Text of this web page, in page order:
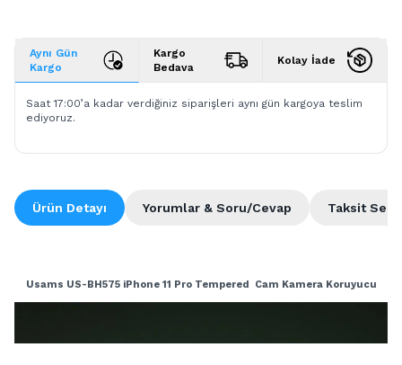
Aynı Gün
Kargo
Kargo
Bedava
Kolay İade
Saat 17:00’a kadar verdiğiniz siparişleri aynı gün kargoya teslim
ediyoruz.
Ürün Detayı Taksit
Yorumlar & Soru/Cevap
Usams US-BH575 iPhone 11 Pro Tempered Cam Kamera Koruyucu